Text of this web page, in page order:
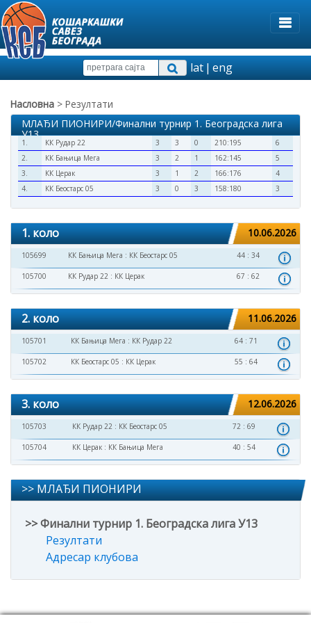
lat|eng
Насловна > Резултати
МЛАЂИ ПИОНИРИ/Финални турнир 1. Београдска лига
У13
1. КК Рудар 22 3 3 0 210:195
6
2.
КК Бањица Мега 3 2 1 162:145
5
3.
КК Церак 3 1 2 166:176
4
4.
КК Беостарс 05 3 0 3 158:180 3
1. коло 10.06.2026
105699 КК Бањица Мега : КК Беостарс 05 44 : 34
105700 КК Рудар 22 : КК Церак 67 : 62
2. коло 11.06.2026
105701 КК Бањица Мега : КК Рудар 22 64 : 71
105702 КК Беостарс 05 : КК Церак 55 : 64
3. коло 12.06.2026
105703 КК Рудар 22 : КК Беостарс 05 72 : 69
105704 КК Церак : КК Бањица Мега 40 : 54
>> МЛАЂИ ПИОНИРИ
>> Финални турнир 1. Београдска лига У13
Резултати
Адресар клубова